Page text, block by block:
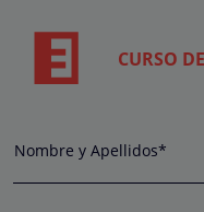
CURSO
Nombre y Apellidos*